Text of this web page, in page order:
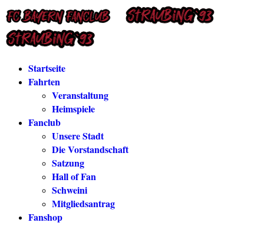
Startseite
Fahrten
Veranstaltung
Heimspiele
Fanclub
Unsere Stadt
Die Vorstandschaft
Satzung
Hall of Fan
Schweini
Mitgliedsantrag
Fanshop